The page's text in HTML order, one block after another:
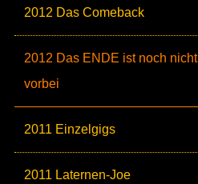
2012 Das Comeback
2012 Das ENDE ist noch nicht
vorbei
2011 Einzelgigs
2011 Laternen-Joe